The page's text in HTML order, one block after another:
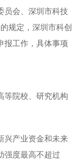
员会、深圳市科技
规定，深圳市科创
报工作，具体事项
等院校、研究机构
兴产业资金和未来
强度最高不超过